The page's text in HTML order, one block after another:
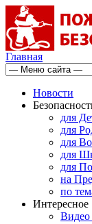
Главная
Новости
для
для
для
для
для
на
по
Интересное
Видео